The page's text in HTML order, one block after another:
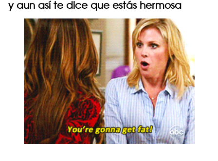
y aun así te dice que estás hermosa